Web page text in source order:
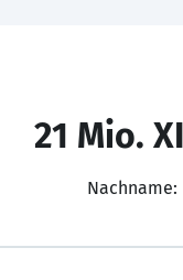
21 Mio.
Nachname: